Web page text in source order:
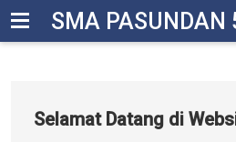
--> SMA PASUNDAN
Selamat Datang di